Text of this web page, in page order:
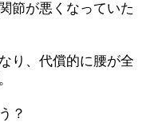
節が悪くなっていた
り、代償的に腰が全
？